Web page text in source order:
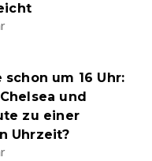
um 16 Uhr:
und
zu einer
Uhrzeit?